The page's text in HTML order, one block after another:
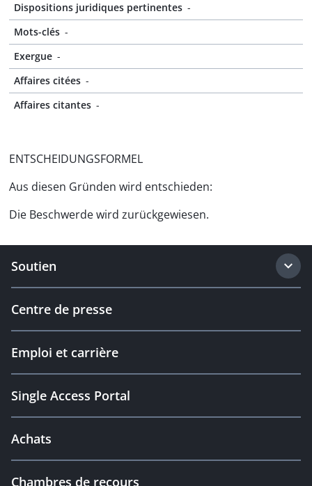
Dispositions juridiques pertinentes -
Mots-clés -
Exergue -
Affaires citées -
Affaires citantes -
ENTSCHEIDUNGSFORMEL
Aus diesen Gründen wird entschieden:
Die Beschwerde wird zurückgewiesen.
Soutien
Centre de presse
Emploi et carrière
Single Access Portal
Achats
Chambres de recours